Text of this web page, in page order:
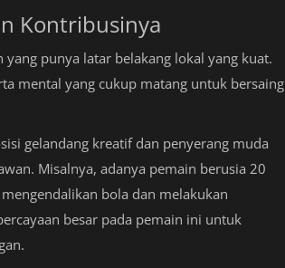
Kontribusinya
punya latar belakang lokal yang kuat.
mental yang cukup matang untuk bersaing
gelandang kreatif dan penyerang muda
Misalnya, adanya pemain berusia 20
bola dan melakukan
besar pada pemain ini untuk